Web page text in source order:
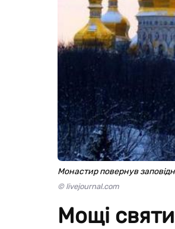
Монастир повернув
© livejournal.com
Мощі